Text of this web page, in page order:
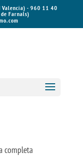
- 960 11 40
Farnals)
completa